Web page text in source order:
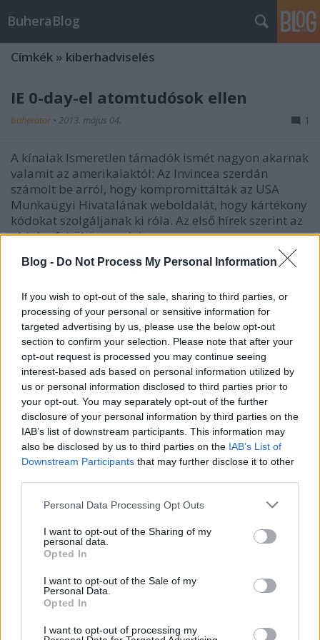
Blog - Do Not Process My Personal Information
If you wish to opt-out of the sale, sharing to third parties, or
processing of your personal or sensitive information for
targeted advertising by us, please use the below opt-out
section to confirm your selection. Please note that after your
opt-out request is processed you may continue seeing
interest-based ads based on personal information utilized by
us or personal information disclosed to third parties prior to
your opt-out. You may separately opt-out of the further
disclosure of your personal information by third parties on the
IAB’s list of downstream participants. This information may
also be disclosed by us to third parties on the IAB’s List of
Downstream Participants that may further disclose it to other
Please note that this website/app uses one or more Google
not limited to your visit or usage behaviour. You may click to
grant or deny consent to Google and its third-party tags to
use your data for below specified purposes in below Google
consent section.
Personal Data Processing Opt Outs
I want to opt-out of the Sharing of my
personal data.
Opted In
I want to opt-out of the Sale of my
Personal Data.
Opted In
I want to opt-out of processing my
BuheraBlog
Címkék » kiberhadviselés
IE 0-day-el atomtudósok ellen
buherator • 2013. május 04. 1
A kínaiak Ismeretlen támadók ismét nagyon akarnak
valamit az amerikaiaktól: Az Invincea szerdán
számolt be arról, hogy kompromittálták az USA
Munkaügyi Hivatalának weboldalát, hogy kártékony
kódokat szolgáljanak ki róla. Az első hírek szerint az
oldalra feltöltött exploit egy…
Észak-Korea, a hacker paradicsom?
Az elmúlt néhány hétben a biztonságpolitikával
foglalkozó szakértők fél szemüket folyamatosan a
Koreai-félszigeten tartják, kíváncsian várva, vajon a
legifjabbik Kim hoz-e valamilyen új színt az
évtizedek óta tartó "húzd meg, ereszd meg" játékba.
A blogunk számára talán az…
Kibertámadás Magyarország ellen?
WTF?
csabika25•2013. március 20.
Alighogy megjelent a kiberhadviselésről szóló első
bejegyzés a blogon, az Index.hu máris főcímben
hozta: „Kibertámadás érte Magyarországot!”.
a CrySys blogjából kiderül, 2012 novemberében
kaptak egy fülest arról, hogy…